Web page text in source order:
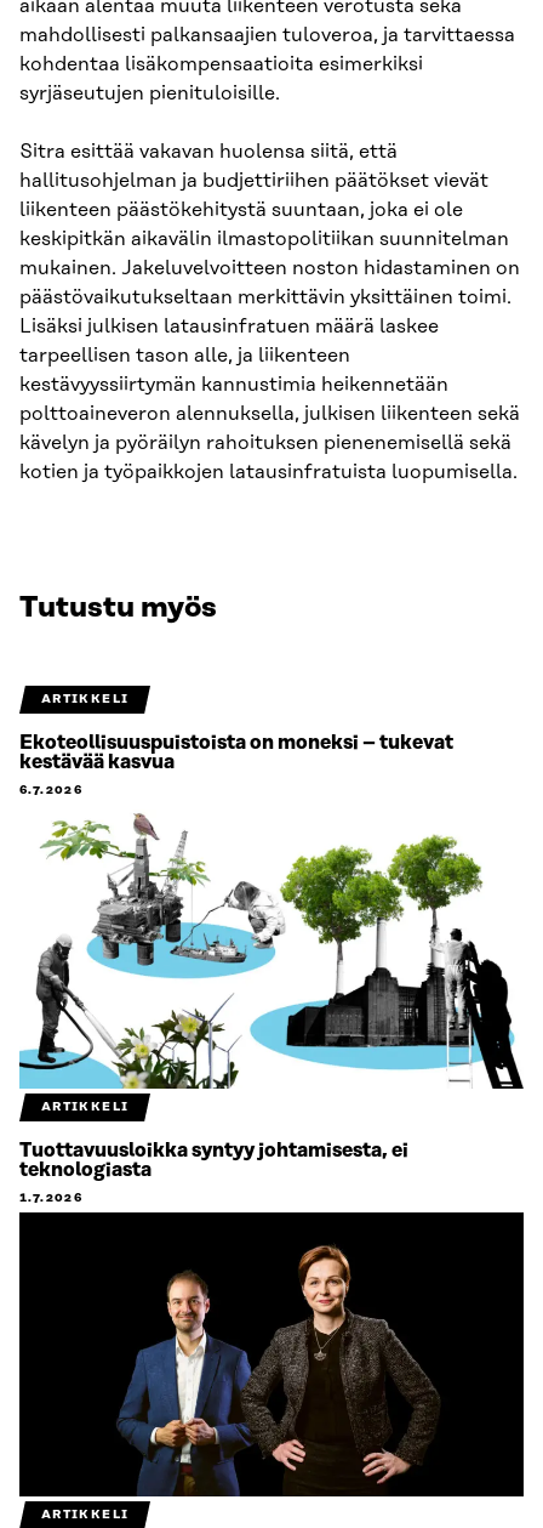
aikaan alentaa muuta liikenteen verotusta sekä
mahdollisesti palkansaajien tuloveroa, ja tarvittaessa
kohdentaa lisäkompensaatioita esimerkiksi
syrjäseutujen pienituloisille.
Sitra esittää vakavan huolensa siitä, että
hallitusohjelman ja budjettiriihen päätökset vievät
liikenteen päästökehitystä suuntaan, joka ei ole
keskipitkän aikavälin ilmastopolitiikan suunnitelman
mukainen. Jakeluvelvoitteen noston hidastaminen on
päästövaikutukseltaan merkittävin yksittäinen toimi.
Lisäksi julkisen latausinfratuen määrä laskee
tarpeellisen tason alle, ja liikenteen
kestävyyssiirtymän kannustimia heikennetään
polttoaineveron alennuksella, julkisen liikenteen sekä
kävelyn ja pyöräilyn rahoituksen pienenemisellä sekä
kotien ja työpaikkojen latausinfratuista luopumisella.
Tutustu myös
ARTIKKELI
Ekoteollisuuspuistoista on moneksi – tukevat
kestävää kasvua
6.7.2026
ARTIKKELI
Tuottavuusloikka syntyy johtamisesta, ei
teknologiasta
1.7.2026
ARTIKKELI